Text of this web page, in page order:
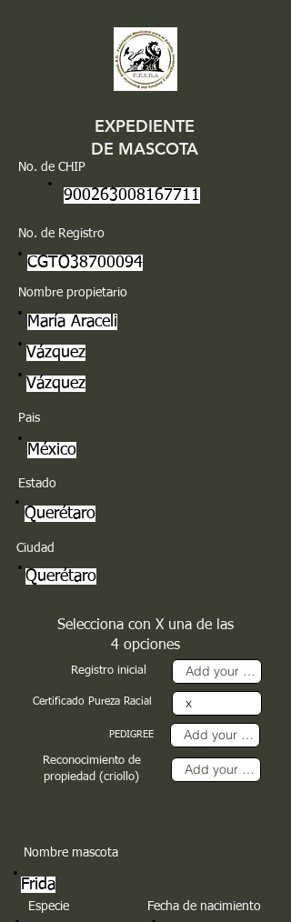
EXPEDIENTE
DE MASCOTA
No. de CHIP
900263008167711
No. de Registro
CGTO38700094
Nombre propietario
María Araceli
Vázquez
Vázquez
Pais
México
Estado
Querétaro
Ciudad
Querétaro
Selecciona con X una de las
4 opciones
Reconocimiento de
propiedad (criollo)
Registro inicial
Certificado Pureza Racial
PEDIGREE
Nombre mascota
Frida
Especie Fecha de nacimiento